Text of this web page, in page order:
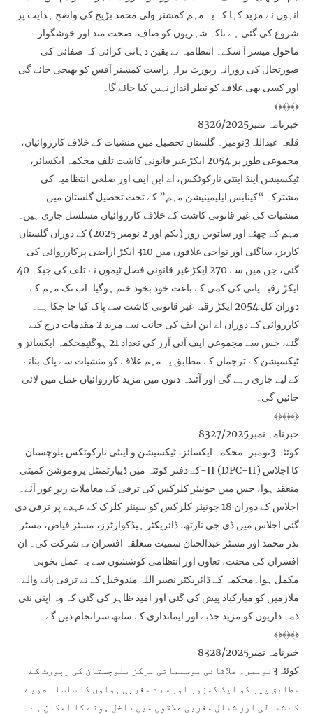
انہوں نے مزید کہا کہ یہ مہم کمشنر ولی محمد بڑیچ کی واضح ہدایت پر
شروع کی گئی ہے تاکہ شہریوں کو صاف، صحت مند اور خوشگوار
ماحول میسر آ سکے۔ انتظامیہ نے یقین دہانی کرائی کہ صفائی کی
صورتحال کی روزانہ رپورٹ براہِ راست کمشنر آفس کو بھیجی جائے گی
اور کسی بھی علاقے کو نظر انداز نہیں کیا جائے گا۔
﴾﴿﴾﴿﴾﴿
خبرنامہ نمبر8326/2025
قلعہ عبداللہ3نومبر۔ گلستان تحصیل میں منشیات کے خلاف کارروائیاں،
مجموعی طور پر 2054 ایکڑ غیر قانونی کاشت تلف محکمہ ایکسائز،
ٹیکسیشن اینڈ اینٹی نارکوٹکس، اے این ایف اور ضلعی انتظامیہ کی
مشترکہ “کینابس ایلیمینیشن مہم” کے تحت تحصیل گلستان میں
منشیات کی غیر قانونی کاشت کے خلاف کارروائیاں مسلسل جاری ہیں۔
مہم کے چھٹے اور ساتویں روز (یکم اور 2 نومبر 2025) کے دوران گلستان
کاریز، ساگئی اور نواحی علاقوں میں 310 ایکڑ اراضی پرکارروائی کی
گئی، جن میں سے 270 ایکڑ غیر قانونی فصل ٹیموں نے تلف کی جبکہ 40
ایکڑ رقبہ پانی کی کمی کے باعث خود بخود ختم ہوگیا۔اب تک مہم کے
دوران کل 2054 ایکڑ رقبہ غیر قانونی کاشت سے پاک کیا جا چکا ہے۔
کارروائی کے دوران اے این ایف کی جانب سے مزید 2 مقدمات درج کیے
گئے، جس سے مجموعی ایف آئی آرز کی تعداد 21 ہوگئیمحکمہ ایکسائز و
ٹیکسیشن کے ترجمان کے مطابق یہ مہم علاقے کو منشیات سے پاک بنانے
کے لیے جاری رہے گی اور آئندہ دنوں میں مزید کارروائیاں عمل میں لائی
جائیں گی۔
﴾﴿﴾﴿﴾﴿
خبرنامہ نمبر8327/2025
کوئٹہ 3نومبر۔محکمہ ایکسائز، ٹیکسیشن و اینٹی نارکوٹکس بلوچستان
کے دفتر کوئٹہ میں ڈیپارٹمنٹل پروموشن کمیٹی-II (DPC-II) کا اجلاس
منعقد ہوا، جس میں جونیئر کلرکس کی ترقی کے معاملات زیرِ غور آئے۔
اجلاس کے دوران 18 جونیئر کلرکس کو سینئر کلرک کے عہدے پر ترقی دی
گئی اجلاس میں ڈی جی نارتھ، ڈائریکٹر ہیڈکوارٹرز، مسٹر فیاض، مسٹر
نذر محمد اور مسٹر عبدالحنان سمیت متعلقہ افسران نے شرکت کی۔ ان
افسران کی محنت، تعاون اور انتظامی کوششوں سے یہ عمل بخوبی
مکمل ہوا۔محکمہ کے ڈائریکٹر نصیر اللہ مندوخیل کے نے ترقی پانے والے
ملازمین کو مبارکباد پیش کی گئی اور امید ظاہر کی گئی کہ وہ اپنی نئی
ذمہ داریوں کو مزید جذبے اور ایمانداری کے ساتھ سرانجام دیں گے۔
﴾﴿﴾﴿﴾﴿
خبرنامہ نمبر8328/2025
کوئٹہ3نومبر۔ علاقائی موسمیاتی مرکز بلوچستان کی رپورٹ کے
مطابق پیر کو ایک کمزور اور سرد مغربی ہواوں کا سلسلہ صوبے
کے شمالی اور شمال مغربی علاقوں میں داخل ہونے کا امکان ہے۔